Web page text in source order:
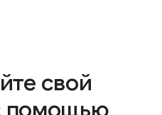
свой
помощью